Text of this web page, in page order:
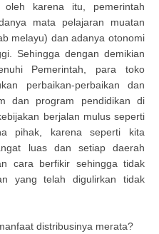
oleh karena itu, pemerintah
mata pelajaran muatan
melayu) dan adanya otonomi
Sehingga dengan demikian
Pemerintah, para toko
perbaikan-perbaikan dan
dan program pendidikan di
berjalan mulus seperti
pihak, karena seperti kita
luas dan setiap daerah
cara berfikir sehingga tidak
yang telah digulirkan tidak
distribusinya merata?